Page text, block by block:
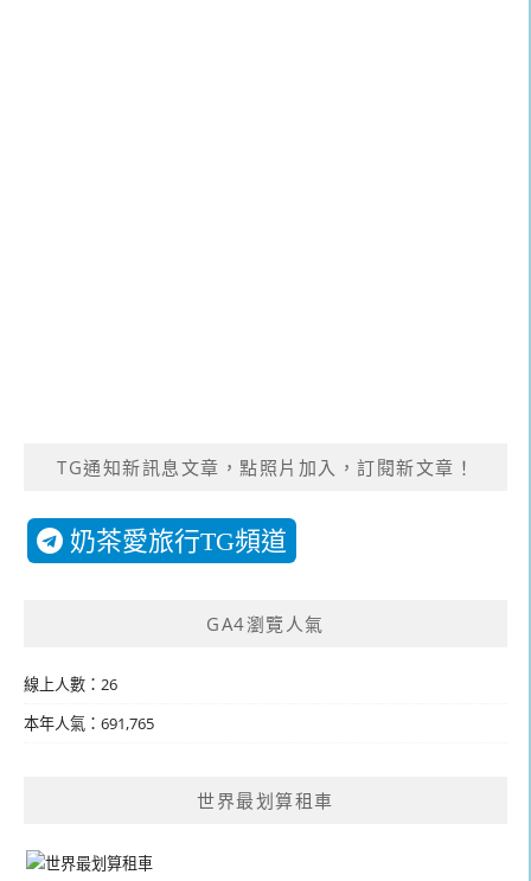
TG通知新訊息文章，點照片加入，訂閱新文章！
奶茶愛旅行TG頻道
GA4瀏覽人氣
線上人數：26
本年人氣：691,765
世界最划算租車